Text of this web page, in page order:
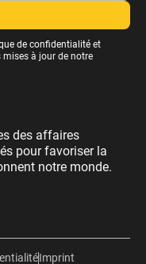
de confidentialitéet
à jour de notre
des affaires
pour favoriser la
notre monde.
Imprint